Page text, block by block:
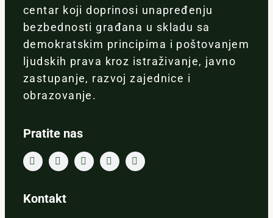
centar koji doprinosi unapređenju
bezbednosti građana u skladu sa
demokratskim principima i poštovanjem
ljudskih prava kroz istraživanje, javno
zastupanje, razvoj zajednice i
obrazovanje.
Pratite nas
Kontakt